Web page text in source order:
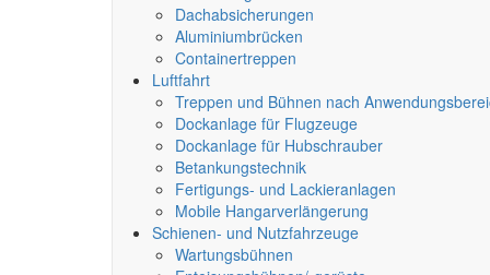
Dachabsicherungen
Aluminiumbrücken
Containertreppen
Luftfahrt
Treppen und Bühnen nach
Dockanlage für Flugzeuge
Dockanlage für Hubschrauber
Betankungstechnik
Fertigungs- und Lackieranlagen
Mobile Hangarverlängerung
Schienen- und Nutzfahrzeuge
Wartungsbühnen